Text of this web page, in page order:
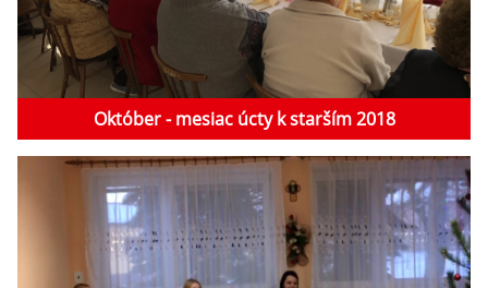
Október - mesiac úcty k starším 2018